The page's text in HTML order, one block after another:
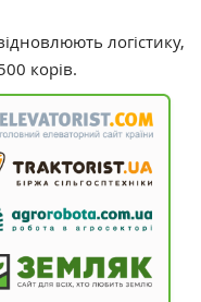
логістику,
корів.